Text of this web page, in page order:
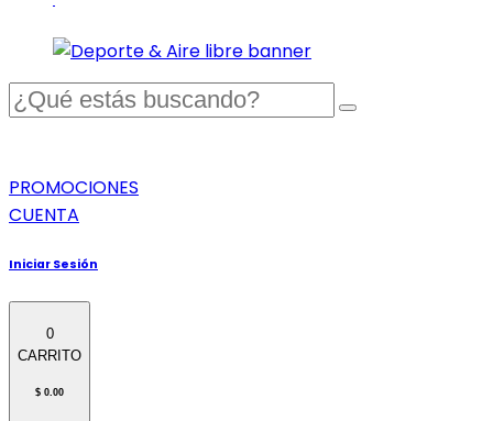
PROMOCIONES
CUENTA
Iniciar Sesión
0
CARRITO
$ 0.00